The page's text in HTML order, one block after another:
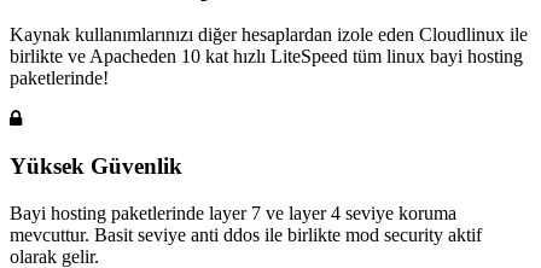
Kaynak kullanımlarınızı diğer hesaplardan izole eden Cloudlinux ile
birlikte ve Apacheden 10 kat hızlı LiteSpeed tüm linux bayi hosting
paketlerinde!
Yüksek Güvenlik
Bayi hosting paketlerinde layer 7 ve layer 4 seviye koruma
mevcuttur. Basit seviye anti ddos ile birlikte mod security aktif
olarak gelir.